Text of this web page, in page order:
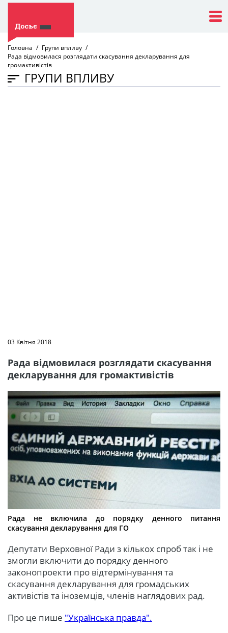
Головна
Групи впливу
Рада відмовилася розглядати скасування декларування для
громактивістів
ГРУПИ ВПЛИВУ
03 Квітня 2018
Рада відмовилася розглядати скасування
декларування для громактивістів
Рада не включила до порядку денного питання
скасування декларування для ГО
Депутати Верховної Ради з кількох спроб так і не
змогли включити до порядку денного
законопроекти про відтермінування та
скасування декларування для громадських
активістів та іноземців, членів наглядових рад.
Про це пише "Українська правда".